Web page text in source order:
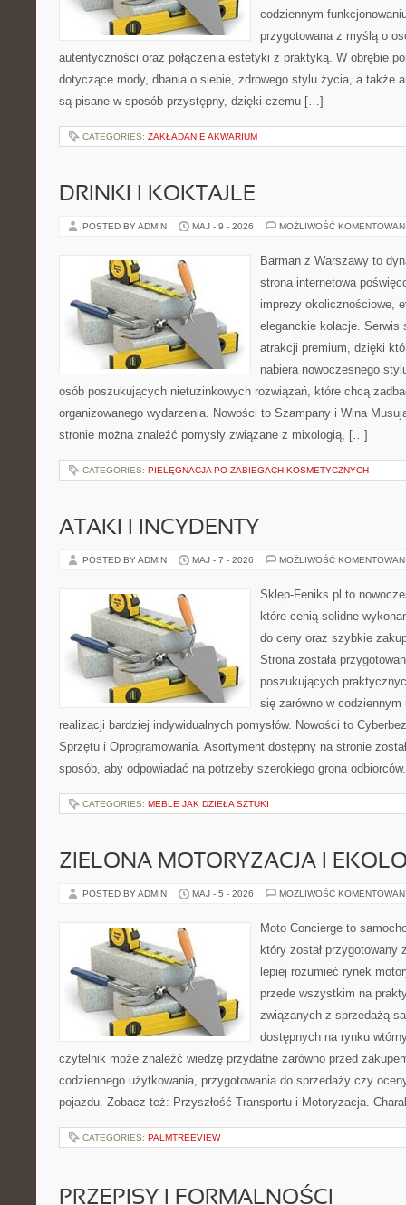
codziennym
przygotowana z myślą o
autentyczności oraz połączenia estetyki z praktyką. W obrębie
dotyczące mody, dbania o siebie, zdrowego stylu życia, a także
są pisane w sposób przystępny, dzięki czemu […]
CATEGORIES: ZAKŁADANIE AKWARIUM
DRINKI I KOKTAJLE
POSTED BY ADMIN MAJ - 9 - 2026 MOŻLIWOŚĆ
Barman z Warszawy to
strona internetowa
imprezy okolicznościowe,
eleganckie kolacje. Serwis
atrakcji premium, dzięki
nabiera nowoczesnego
osób poszukujących nietuzinkowych rozwiązań, które chcą
organizowanego wydarzenia. Nowości to Szampany i Wina
stronie można znaleźć pomysły związane z mixologią, […]
CATEGORIES: PIELĘGNACJA PO ZABIEGACH KOSMETYCZNYCH
ATAKI I INCYDENTY
POSTED BY ADMIN MAJ - 7 - 2026 MOŻLIWOŚĆ
Sklep-Feniks.pl to
które cenią solidne
do ceny oraz szybkie
Strona została
poszukujących
się zarówno w
realizacji bardziej indywidualnych pomysłów. Nowości to
Sprzętu i Oprogramowania. Asortyment dostępny na stronie
sposób, aby odpowiadać na potrzeby szerokiego grona
CATEGORIES: MEBLE JAK DZIEŁA SZTUKI
ZIELONA MOTORYZACJA I
POSTED BY ADMIN MAJ - 5 - 2026 MOŻLIWOŚĆ
Moto Concierge to
który został
lepiej rozumieć rynek
przede wszystkim na
związanych z sprzedażą
dostępnych na rynku
czytelnik może znaleźć wiedzę przydatne zarówno przed
codziennego użytkowania, przygotowania do sprzedaży czy
pojazdu. Zobacz też: Przyszłość Transportu i Motoryzacja.
CATEGORIES: PALMTREEVIEW
PRZEPISY I FORMALNOŚCI